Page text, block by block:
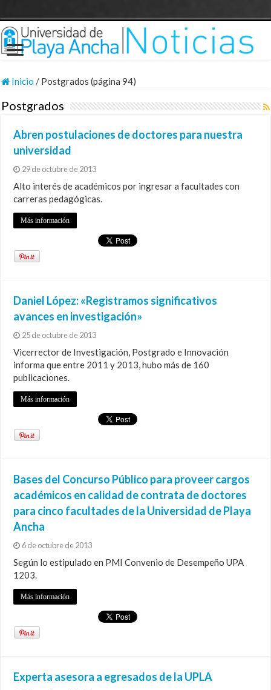
Inicio / Postgrados (página 94)
Postgrados
Abren postulaciones de doctores para nuestra
universidad
29 de octubre de 2013
Alto interés de académicos por ingresar a facultades con
carreras pedagógicas.
Más información
Daniel López: «Registramos significativos
avances en investigación»
25 de octubre de 2013
Vicerrector de Investigación, Postgrado e Innovación
informa que entre 2011 y 2013, hubo más de 160
publicaciones.
Más información
Bases del Concurso Público para proveer cargos
académicos en calidad de contrata de doctores
para cinco facultades de la Universidad de Playa
Ancha
6 de octubre de 2013
Según lo estipulado en PMI Convenio de Desempeño UPA
1203.
Más información
Experta asesora a egresados de la UPLA